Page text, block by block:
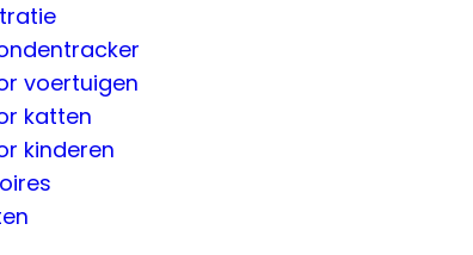
voertuigen
katten
kinderen